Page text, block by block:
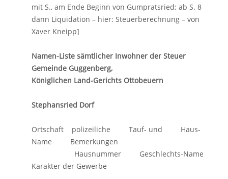
mit S., am Ende Beginn von Gumpratsried; ab S. 8
dann Liquidation – hier: Steuerberechnung – von
Xaver Kneipp]
Namen-Liste sämtlicher Inwohner der Steuer
Gemeinde Guggenberg,
Königlichen Land-Gerichts Ottobeuern
Stephansried Dorf
Ortschaft polizeiliche Tauf- und Haus-
Name Bemerkungen
Hausnummer Geschlechts-Name
Karakter der Gewerbe